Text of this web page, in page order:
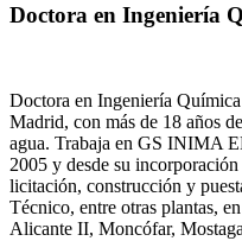
Doctora en Ingeniería
Doctora en Ingeniería
Madrid, con más de 18 años
agua. Trabaja en GS INIMA
2005 y desde su
licitación, construcción y
Técnico, entre otras plantas,
Alicante II, Moncófar,